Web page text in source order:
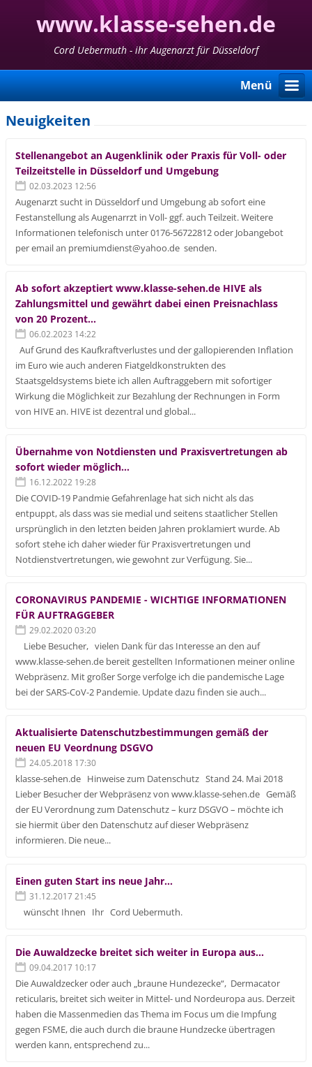
www.klasse-sehen.de
Cord Uebermuth - ihr Augenarzt für Düsseldorf
Menü
Neuigkeiten
Stellenangebot an Augenklinik oder Praxis für Voll- oder
Teilzeitstelle in Düsseldorf und Umgebung
02.03.2023 12:56
Augenarzt sucht in Düsseldorf und Umgebung ab sofort eine
Festanstellung als Augenarrzt in Voll- ggf. auch Teilzeit. Weitere
Informationen telefonisch unter 0176-56722812 oder Jobangebot
per email an premiumdienst@yahoo.de senden.
Ab sofort akzeptiert www.klasse-sehen.de HIVE als
Zahlungsmittel und gewährt dabei einen Preisnachlass
von 20 Prozent...
06.02.2023 14:22
Auf Grund des Kaufkraftverlustes und der gallopierenden Inflation
im Euro wie auch anderen Fiatgeldkonstrukten des
Staatsgeldsystems biete ich allen Auftraggebern mit sofortiger
Wirkung die Möglichkeit zur Bezahlung der Rechnungen in Form
von HIVE an. HIVE ist dezentral und global...
Übernahme von Notdiensten und Praxisvertretungen ab
sofort wieder möglich...
16.12.2022 19:28
Die COVID-19 Pandmie Gefahrenlage hat sich nicht als das
entpuppt, als dass was sie medial und seitens staatlicher Stellen
ursprünglich in den letzten beiden Jahren proklamiert wurde. Ab
sofort stehe ich daher wieder für Praxisvertretungen und
Notdienstvertretungen, wie gewohnt zur Verfügung. Sie...
CORONAVIRUS PANDEMIE - WICHTIGE INFORMATIONEN
FÜR AUFTRAGGEBER
29.02.2020 03:20
Liebe Besucher, vielen Dank für das Interesse an den auf
www.klasse-sehen.de bereit gestellten Informationen meiner online
Webpräsenz. Mit großer Sorge verfolge ich die pandemische Lage
bei der SARS-CoV-2 Pandemie. Update dazu finden sie auch...
Aktualisierte Datenschutzbestimmungen gemäß der
neuen EU Veordnung DSGVO
24.05.2018 17:30
klasse-sehen.de Hinweise zum Datenschutz Stand 24. Mai 2018
Lieber Besucher der Webpräsenz von www.klasse-sehen.de Gemäß
der EU Verordnung zum Datenschutz – kurz DSGVO – möchte ich
sie hiermit über den Datenschutz auf dieser Webpräsenz
informieren. Die neue...
Einen guten Start ins neue Jahr...
31.12.2017 21:45
wünscht Ihnen Ihr Cord Uebermuth.
Die Auwaldzecke breitet sich weiter in Europa aus...
09.04.2017 10:17
Die Auwaldzecker oder auch „braune Hundezecke“, Dermacator
reticularis, breitet sich weiter in Mittel- und Nordeuropa aus. Derzeit
haben die Massenmedien das Thema im Focus um die Impfung
gegen FSME, die auch durch die braune Hundzecke übertragen
werden kann, entsprechend zu...